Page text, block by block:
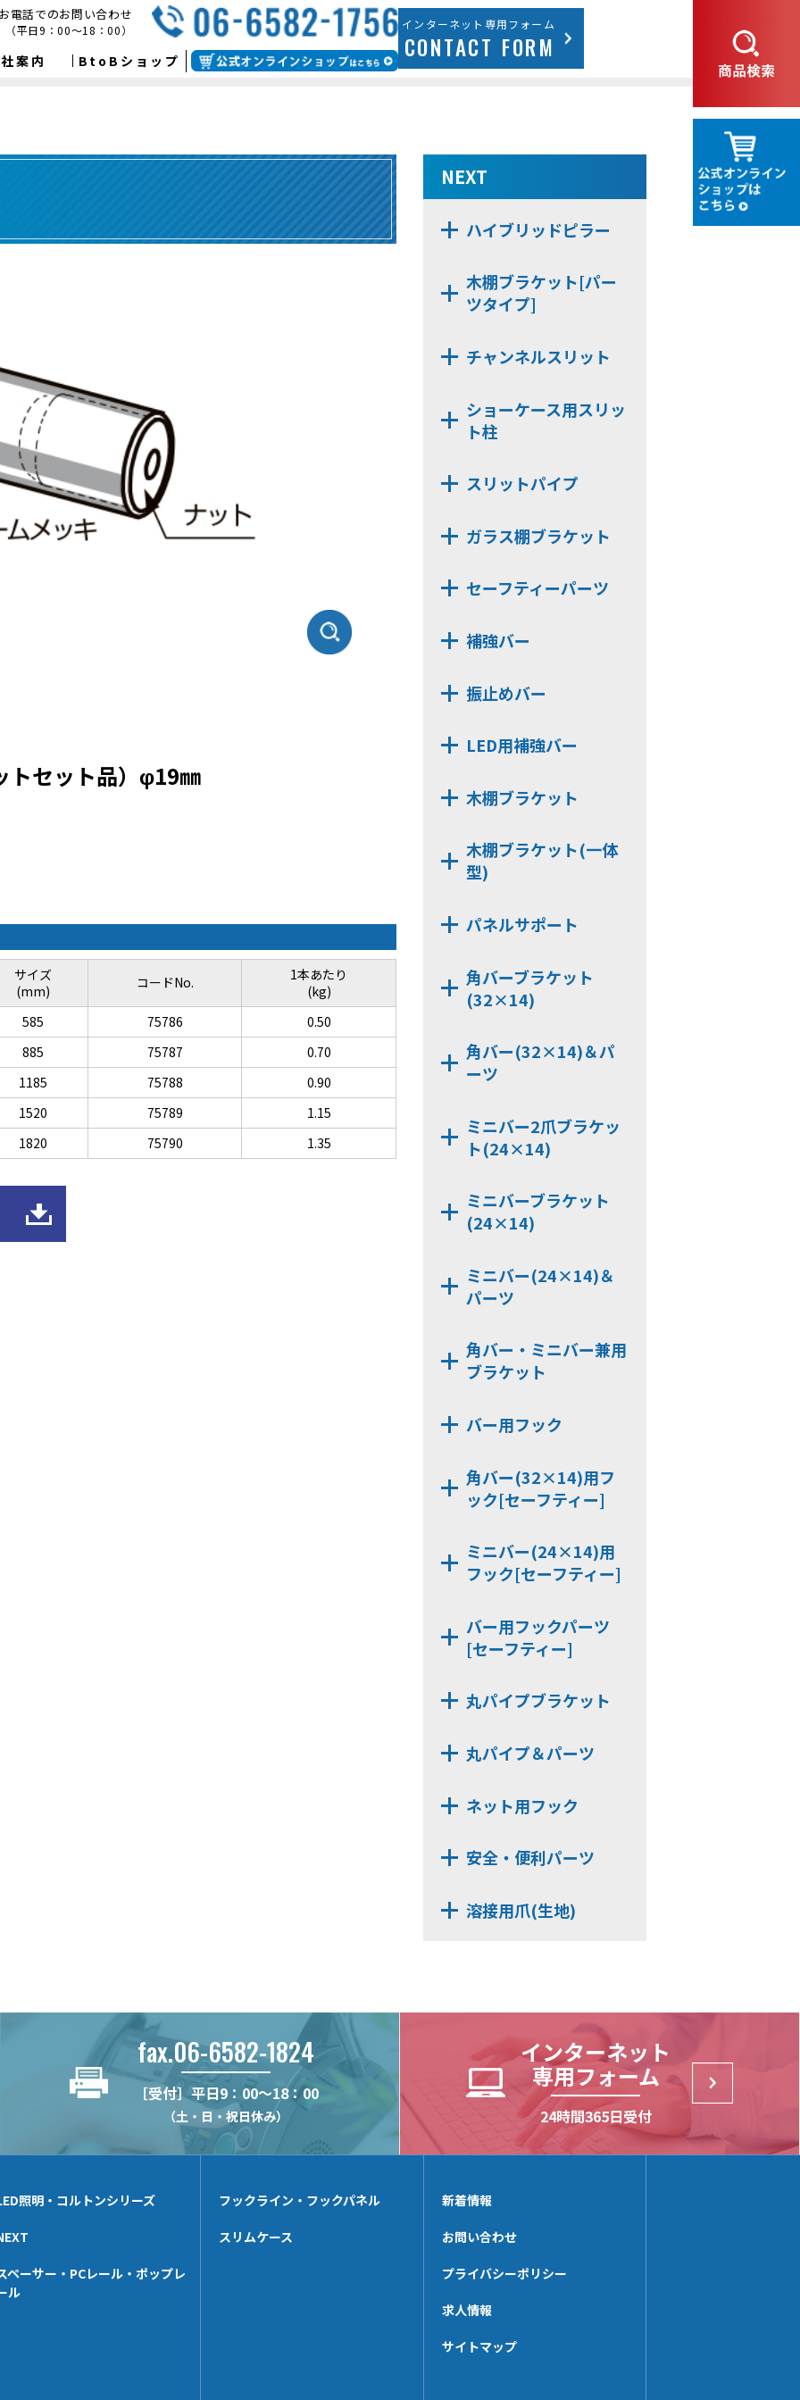
お電話でのお問い合わせ
（平日9：00～18：00）
案内 BtoBショップ
インターネット専用フォーム
CONTACT FORM
トセット品）φ19㎜
サイズ
(mm)
コードNo.
1本あたり
(kg)
585 75786
0.50
885 75787
0.70
1185 75788
0.90
1520 75789
1.15
1820 75790 1.35
NEXT
ハイブリッドピラー
木棚ブラケット[パー
ツタイプ]
NX482
NX482D
チャンネルスリット
NH20
NY11
D251
D252
TN14
TN114
NH17
ショーケース用スリッ
ト柱
N32
N16
スリットパイプ
長角パイプ Rタイプ
長角パイプ Oタイプ
丸パイプ Rタイプ
角パイプ Oタイプ
ガラス棚ブラケット
NX122
NX132
NX23
NX812
NX13
セーフティーパーツ
NXV13
NXV16
NJ13
NJ16
NS13
補強バー
CLP13J
HKBS162
CLP162
HKBS166
HKB166
CLP166
振止めバー
CLP99D
HKBS159B
HKB159B
CLP159T
CLP159Y
CLP159TC
LED用補強バー
HKB112
木棚ブラケット
NX422
NX424
NX413
木棚ブラケット(一体
型)
NX444
NX443D
NX443
パネルサポート
NX3000-Z101
NX3312
NX3327
角バーブラケット
(32×14)
NX9322B
NX9326BB
NX7320D
NX7320C
NX9320KD
角バー(32×14)＆パ
ーツ
JCPS320
HCP326
KB322
ミニバー2爪ブラケッ
ト(24×14)
NX7242BBX
NX7240DX
ミニバーブラケット
(24×14)
NX9242B
NX9246BB
NX7240D
NX7240C
NX7242BB
ミニバー(24×14)＆
パーツ
JCPS240
HCP246
HCP242
角バー・ミニバー兼用
ブラケット
NX7000S-42
NX7000S-44
バー用フック
SLHG16
KBSH4
KBSH6
KBHG19
KBKH6
角バー(32×14)用フ
ック[セーフティー]
SKH6-32
SHGW19M-32
SSH6-32
ミニバー(24×14)用
フック[セーフティー]
SKH6-24
SJH6-24
バー用フックパーツ
[セーフティー]
NE-KBSH-32
NE-KBSH-24
丸パイプブラケット
NX63D
NX523B
NX63B
丸パイプ＆パーツ
KZZ-32
MP322
MPST196
MP252
EPN-38
UNT252AL-N
CNBS-50
UNT196AL
KZZ-25
MPST192
ネット用フック
NSH6A
NJH6A
安全・便利パーツ
NE-CNR
溶接用爪(生地)
NXE7000-SP【3t】
NXE7320-SP【3t】
NE【3t】
NXE7240-SP【3t】
NX-BSP
fax.06-6582-1824
［受付］平日9：00～18：00
（土・日・祝日休み）
インターネット
専用フォーム
24時間365日受付
照明・コルトンシリーズ
ペーサー・PCレール・ポップレ
ル
フックライン・フックパネル
スリムケース
新着情報
お問い合わせ
プライバシーポリシー
求人情報
サイトマップ